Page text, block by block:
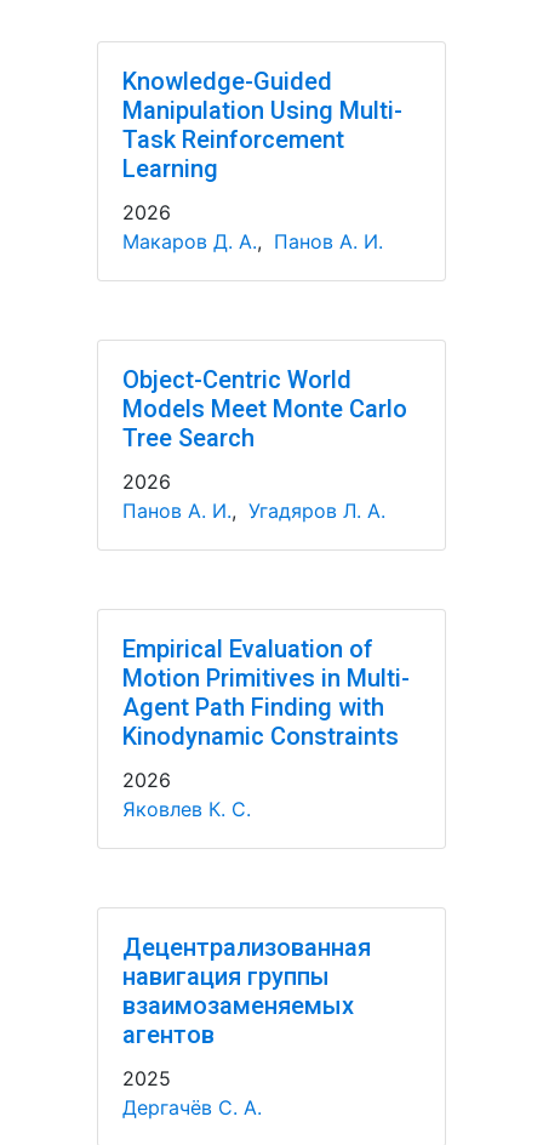
Knowledge-Guided
Manipulation Using Multi-
Task Reinforcement
Learning
2026
Макаров Д. А., Панов А. И.
Object-Centric World
Models Meet Monte Carlo
Tree Search
2026
Панов А. И., Угадяров Л. А.
Empirical Evaluation of
Motion Primitives in Multi-
Agent Path Finding with
Kinodynamic Constraints
2026
Яковлев К. С.
Децентрализованная
навигация группы
взаимозаменяемых
агентов
2025
Дергачёв С. А.